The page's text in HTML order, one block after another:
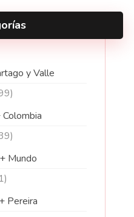
y Valle
Mundo
Pereira